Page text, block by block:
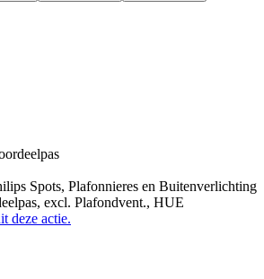
Spots, Plafonnieres en Buitenverlichting
excl. Plafondvent., HUE
deze actie.